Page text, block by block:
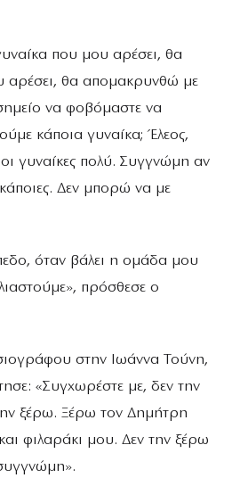
που μου αρέσει, θα
αρέσει, θα απομακρυνθώ με
να φοβόμαστε να
κάποια γυναίκα; Έλεος,
γυναίκες πολύ. Συγγνώμη αν
Δεν μπορώ να με
όταν βάλει η ομάδα μου
πρόσθεσε ο
στην Ιωάννα Τούνη,
«Συγχωρέστε με, δεν την
ξέρω. Ξέρω τον Δημήτρη
φιλαράκι μου. Δεν την ξέρω